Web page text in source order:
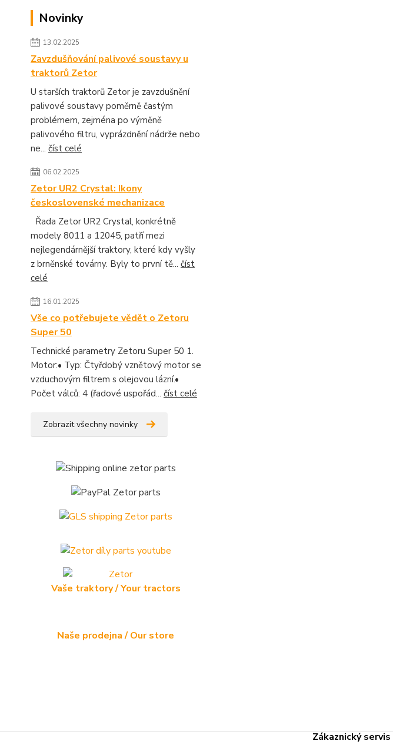
Novinky
13.02.2025
Zavzdušňování palivové soustavy u
traktorů Zetor
U starších traktorů Zetor je zavzdušnění
palivové soustavy poměrně častým
problémem, zejména po výměně
palivového filtru, vyprázdnění nádrže nebo
ne... číst celé
06.02.2025
Zetor UR2 Crystal: Ikony
československé mechanizace
Řada Zetor UR2 Crystal, konkrétně
modely 8011 a 12045, patří mezi
nejlegendárnější traktory, které kdy vyšly
z brněnské továrny. Byly to první tě... číst
celé
16.01.2025
Vše co potřebujete vědět o Zetoru
Super 50
Technické parametry Zetoru Super 50 1.
Motor:• Typ: Čtyřdobý vznětový motor se
vzduchovým filtrem s olejovou lázní.•
Počet válců: 4 (řadové uspořád... číst celé
Zobrazit všechny novinky
Vaše traktory / Your tractors
Naše prodejna / Our store
Zákaznický servis